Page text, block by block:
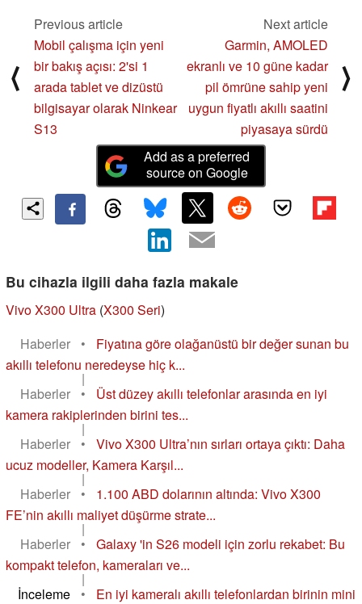
⟨
Previous article
Mobil çalışma için yeni
bir bakış açısı: 2'si 1
arada tablet ve dizüstü
bilgisayar olarak Ninkear
S13
Next article
Garmin, AMOLED
ekranlı ve 10 güne kadar
pil ömrüne sahip yeni
uygun fiyatlı akıllı saatini
piyasaya sürdü
⟩
Add as a preferred
source on Google
Bu cihazla ilgili daha fazla makale
Vivo X300 Ultra (X300 Seri)
Haberler
•
Fiyatına göre olağanüstü bir değer sunan bu
akıllı telefonu neredeyse hiç k...
|
Haberler
•
Üst düzey akıllı telefonlar arasında en iyi
kamera rakiplerinden birini tes...
|
Haberler
•
Vivo X300 Ultra’nın sırları ortaya çıktı: Daha
ucuz modeller, Kamera Karşıl...
|
Haberler
•
1.100 ABD dolarının altında: Vivo X300
FE’nin akıllı maliyet düşürme strate...
|
Haberler
•
Galaxy 'in S26 modeli için zorlu rekabet: Bu
kompakt telefon, kameraları ve...
|
İnceleme
•
En iyi kameralı akıllı telefonlardan birinin mini